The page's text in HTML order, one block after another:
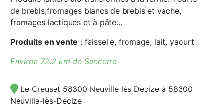
de brebis,fromages blancs de brebis et vache,
fromages lactiques et à pâte...
Produits en vente : faisselle, fromage, lait, yaourt
Environ 72.2 km de Sancerre
Le Creuset 58300 Neuville lès Decize à 58300
Neuville-lès-Decize